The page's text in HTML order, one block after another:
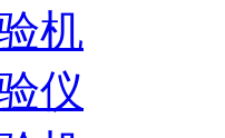
机
仪